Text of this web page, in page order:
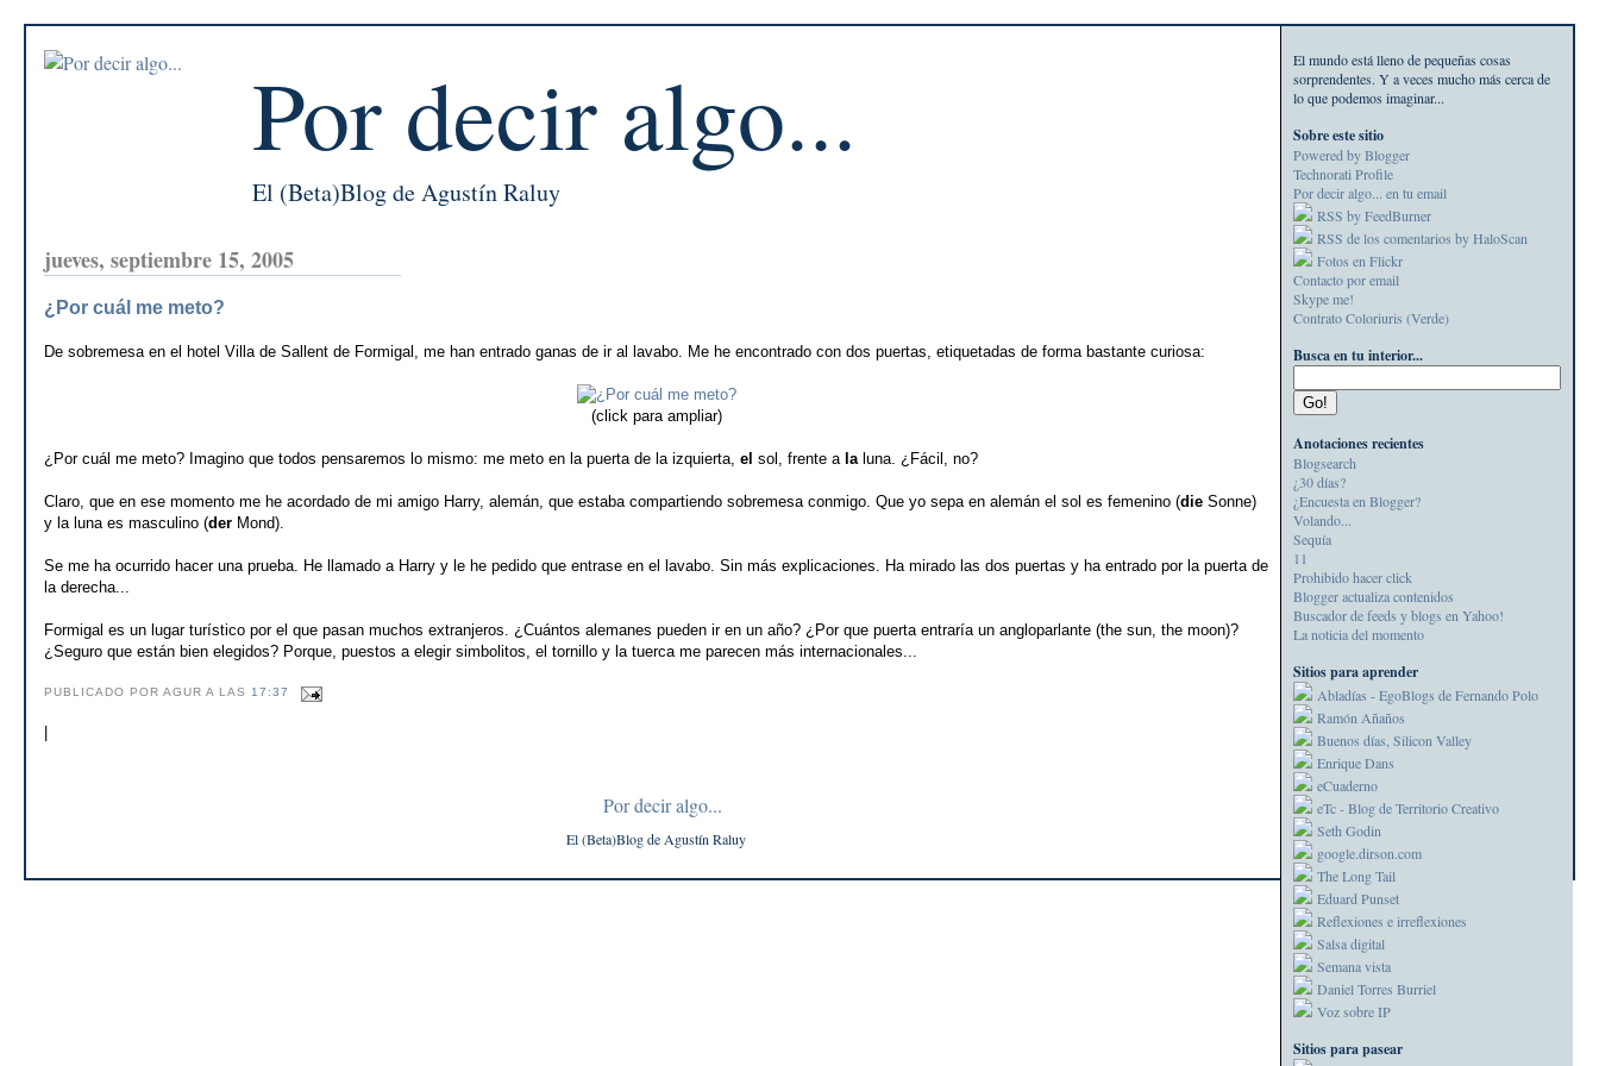
El mundo está lleno de pequeñas cosas
sorprendentes. Y a veces mucho más cerca de
lo que podemos imaginar...
Sobre este sitio
Powered by Blogger
Technorati Profile
Por decir algo... en tu email
RSS by FeedBurner
RSS de los comentarios by HaloScan
Fotos en Flickr
Contacto por email
Skype me!
Contrato Coloriuris (Verde)
Busca en tu interior...
Anotaciones recientes
Blogsearch
¿30 días?
¿Encuesta en Blogger?
Volando...
Sequía
11
Prohibido hacer click
Blogger actualiza contenidos
Buscador de feeds y blogs en Yahoo!
La noticia del momento
Sitios para aprender
Abladías - EgoBlogs de Fernando Polo
Ramón Añaños
Buenos días, Silicon Valley
Enrique Dans
eCuaderno
eTc - Blog de Territorio Creativo
Seth Godin
google.dirson.com
The Long Tail
Eduard Punset
Reflexiones e irreflexiones
Salsa digital
Semana vista
Daniel Torres Burriel
Voz sobre IP
Sitios para pasear
Por decir algo...
El (Beta)Blog de Agustín Raluy
jueves, septiembre 15, 2005
¿Por cuál me meto?
De sobremesa en el hotel Villa de Sallent de Formigal, me han entrado ganas de ir al lavabo. Me he encontrado con dos puertas, etiquetadas de forma bastante curiosa:
(click para ampliar)
¿Por cuál me meto? Imagino que todos pensaremos lo mismo: me meto en la puerta de la izquierta, el sol, frente a laluna. ¿Fácil, no?
Claro, que en ese momento me he acordado de mi amigo Harry, alemán, que estaba compartiendo sobremesa conmigo. Que yo sepa en alemán el sol es femenino (die Sonne)
y la luna es masculino (der Mond).
Se me ha ocurrido hacer una prueba. He llamado a Harry y le he pedido que entrase en el lavabo. Sin más explicaciones. Ha mirado las dos puertas y ha entrado por la puerta de
la derecha...
Formigal es un lugar turístico por el que pasan muchos extranjeros. ¿Cuántos alemanes pueden ir en un año? ¿Por que puerta entraría un angloparlante (the sun, the moon)?
¿Seguro que están bien elegidos? Porque, puestos a elegir simbolitos, el tornillo y la tuerca me parecen más internacionales...
PUBLICADO POR AGUR A LAS 17:37
Por decir algo...
El (Beta)Blog de Agustín Raluy